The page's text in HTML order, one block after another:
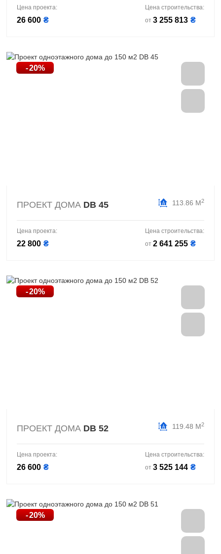
Цена проекта:
26 600 ₴
Цена строительства:
от 3 255 813 ₴
ПРОЕКТ ДОМА DB 45 113.86 М2
Цена проекта:
22 800 ₴
Цена строительства:
от 2 641 255 ₴
ПРОЕКТ ДОМА DB 52 119.48 М2
Цена проекта:
26 600 ₴
Цена строительства:
от 3 525 144 ₴